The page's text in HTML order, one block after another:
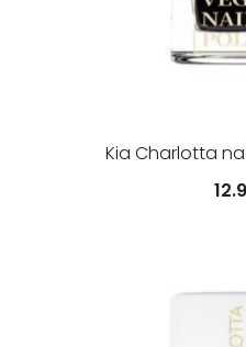
Kia Charlotta